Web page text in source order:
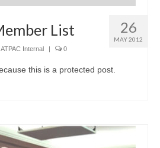
26
MAY 2012
List
ATPAC Internal | 0
this is a protected post.